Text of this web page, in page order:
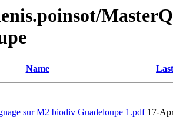
Name
sur M2 biodiv Guadeloupe 1.pdf 17-